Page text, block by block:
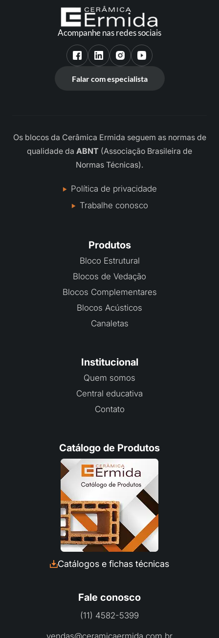
Fale com a Ceramica Ermida
Preencha seus dados e converse com a
nossa equipe pelo Whatsapp:
Acompanhe nas redes sociais
Falar com especialista
Os blocos da Cerâmica Ermida seguem as normas de
qualidade da ABNT (Associação Brasileira de
Normas Técnicas).
Política de privacidade
Trabalhe conosco
Produtos
Bloco Estrutural
Blocos de Vedação
Blocos Complementares
Blocos Acústicos
Canaletas
Institucional
Quem somos
Central educativa
Contato
Catálogo de Produtos
Catálogos e fichas técnicas
Fale conosco
(11) 4582-5399
vendas@ceramicaermida.com.br